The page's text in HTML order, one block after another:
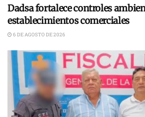
Dadsa fortalece controles
establecimientos comerciales
6 DE AGOSTO DE 2026